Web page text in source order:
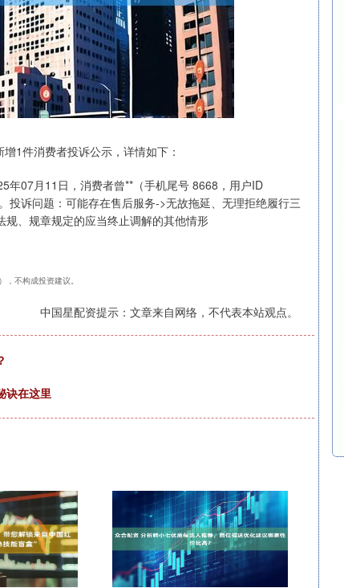
1件消费者投诉公示，详情如下：
年07月11日，消费者曾**（手机尾号 8668，用户ID
诉问题：可能存在售后服务->无故拖延、无理拒绝履行三
、规章规定的应当终止调解的其他情形
不构成投资建议。
中国星配资提示：文章来自网络，不代表本站观点。
诀在这里